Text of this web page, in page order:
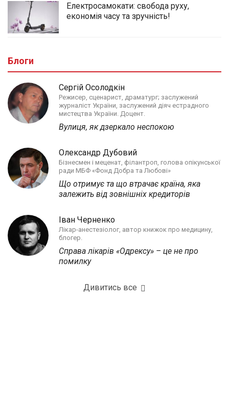
Електросамокати: свобода руху,
економія часу та зручність!
Блоги
Сергій Осолодкін
Режисер, сценарист, драматург; заслужений
журналіст України, заслужений діяч естрадного
мистецтва України. Доцент.
Вулиця, як дзеркало неспокою
Олександр Дубовий
Бізнесмен і меценат, філантроп, голова опікунської
ради МБФ «Фонд Добра та Любові»
Що отримує та що втрачає країна, яка
залежить від зовнішніх кредиторів
Іван Черненко
Лікар-анестезіолог, автор книжок про медицину,
блогер.
Справа лікарів «Одрексу» – це не про
помилку
Дивитись все